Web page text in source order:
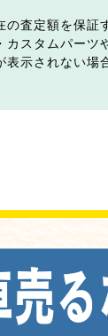
査定額を保証
スタムパーツ
示されない場